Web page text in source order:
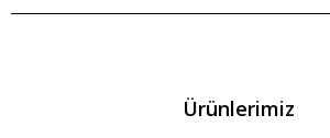
Ürünlerimiz